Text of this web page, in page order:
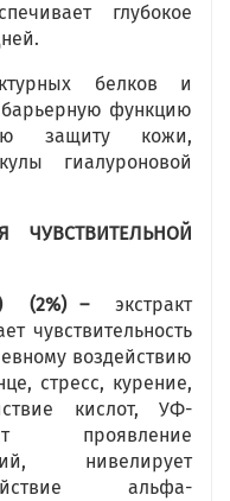
глубокое
белков и
функцию
защиту кожи,
гиалуроновой
(2%) –
экстракт
чувствительность
воздействию
стресс, курение,
кислот, УФ-
проявление
нивелирует
альфа-